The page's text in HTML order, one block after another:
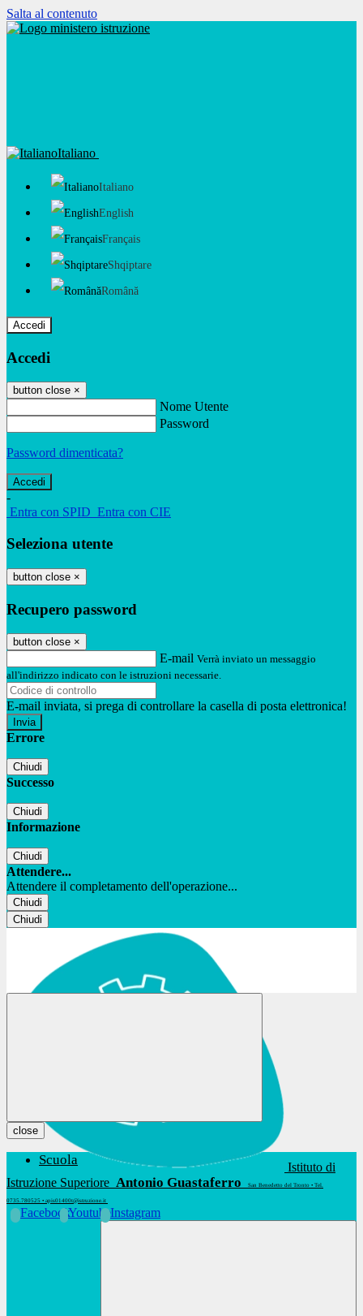
Salta al contenuto
Italiano
Italiano
English
Français
Shqiptare
Română
Accedi
Accedi
button close ×
Nome Utente
Password
Password dimenticata?
-
Entra con SPID Entra con CIE
Seleziona utente
button close ×
Recupero password
button close ×
E-mail Verrà inviato un messaggio
all'indirizzo indicato con le istruzioni necessarie.
E-mail inviata, si prega di controllare la casella di posta elettronica!
Errore
Chiudi
Successo
Chiudi
Informazione
Chiudi
Attendere...
Attendere il completamento dell'operazione...
Chiudi
Chiudi
Istituto di
Istruzione Superiore Antonio Guastaferro San Benedetto del Tronto • Tel.
0735.780525 • apis01400t@istruzione.it
FacebookYoutubeInstagram
close
Scuola